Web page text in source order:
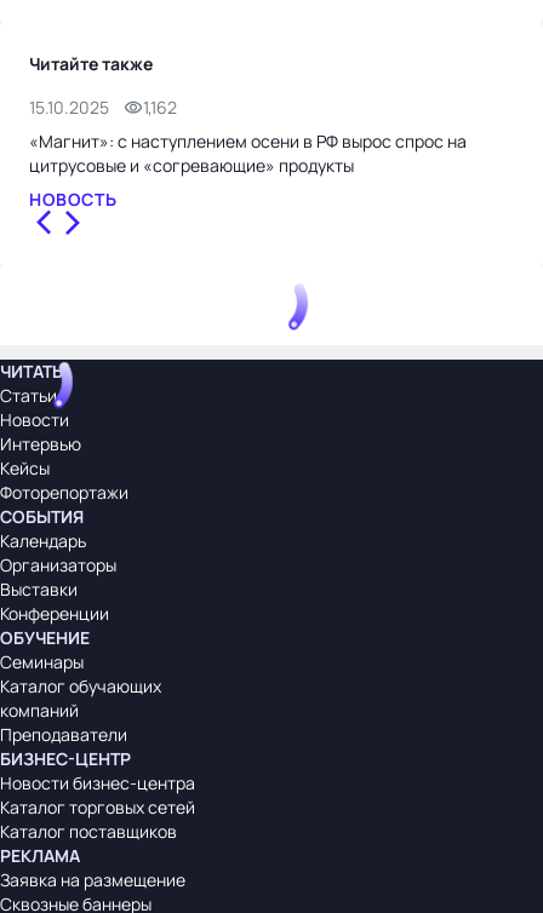
Читайте также
15.10.2025
1,162
«Магнит»: с наступлением осени в РФ вырос спрос на
цитрусовые и «согревающие» продукты
НОВОСТЬ
ЧИТАТЬ
Статьи
Новости
Интервью
Кейсы
Фоторепортажи
СОБЫТИЯ
Календарь
Организаторы
Выставки
Конференции
ОБУЧЕНИЕ
Семинары
Каталог обучающих
компаний
Преподаватели
БИЗНЕС-ЦЕНТР
Новости бизнес-центра
Каталог торговых сетей
Каталог поставщиков
РЕКЛАМА
Заявка на размещение
Сквозные баннеры